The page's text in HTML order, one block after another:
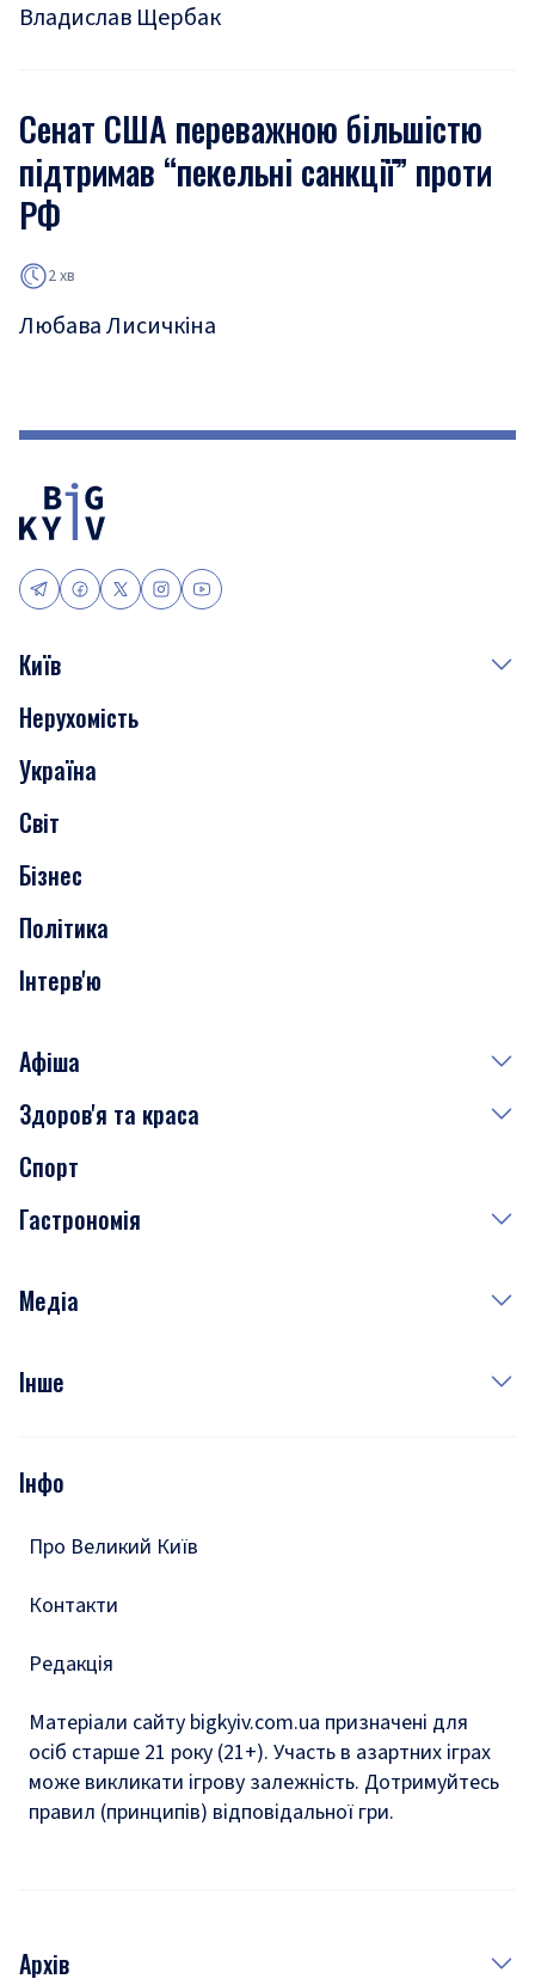
Владислав Щербак
Сенат США переважною більшістю
підтримав “пекельні санкції” проти
РФ
2 хв
Любава Лисичкіна
Київ
Події
Скандали
Нерухомість
Транспорт
Нерухомість
Україна
Світ
Бізнес
Політика
Інтерв'ю
Афіша
Сьогодні
Завтра
Субота
Здоров'я та краса
Медицина
Краса
Спорт
Гастрономія
Рецепти
Медіа
Фото
Подкасти
Інше
Тести
Інфо
Про Великий Київ
Контакти
Редакція
Матеріали сайту bigkyiv.com.ua призначені для
осіб старше 21 року (21+). Участь в азартних іграх
може викликати ігрову залежність. Дотримуйтесь
правил (принципів) відповідальної гри.
Архів